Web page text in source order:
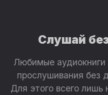
Слушай
Любимые
прослушивания без
Для этого всего лишь